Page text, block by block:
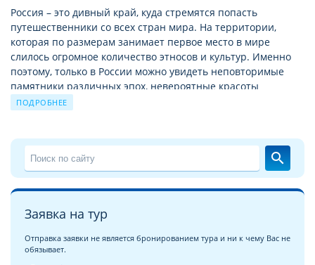
Россия – это дивный край, куда стремятся попасть
путешественники со всех стран мира. На территории,
которая по размерам занимает первое место в мире
слилось огромное количество этносов и культур. Именно
поэтому, только в России можно увидеть неповторимые
памятники различных эпох, невероятные красоты
природы Байкала и Камчатки, удивительных животных и
снег в одной части страны и теплое лазурное море в
другой.
Для качественного бюджетного отдыха в России можно
множества вариантов есть известные цепочки отелей,
например такие как Ibis Budget или Azimut, а также
собственные отельные марки и гостиницы,
ПОДРОБНЕЕ
search
Заявка на тур
Отправка заявки не является бронированием тура и ни к чему Вас не
обязывает.